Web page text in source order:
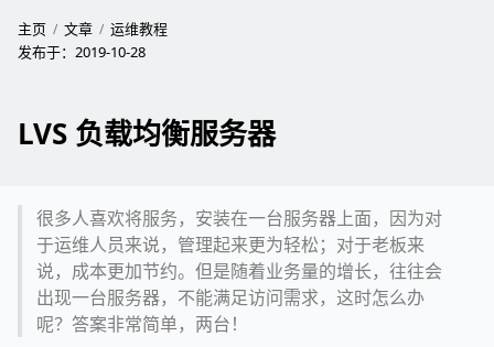
主页 文章
运维教程
发布于： 2019-10-28
LVS 负载均衡服务器
很多人喜欢将服务，安装在一台服务器上面，因为对
于运维人员来说，管理起来更为轻松；对于老板来
说，成本更加节约。但是随着业务量的增长，往往会
出现一台服务器，不能满足访问需求，这时怎么办
呢？答案非常简单，两台！